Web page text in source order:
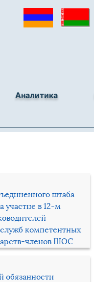
Аналитика
штаба
участие в 12-м
компетентных
членов ШОС